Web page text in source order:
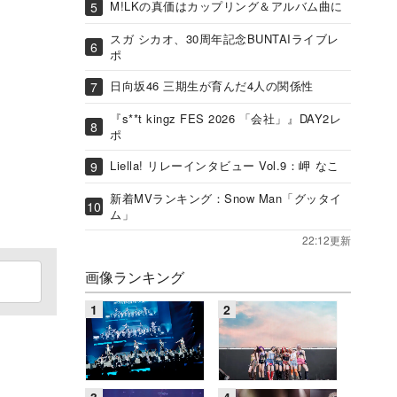
M!LKの真価はカップリング＆アルバム曲に
スガ シカオ、30周年記念BUNTAIライブレ
ポ
日向坂46 三期生が育んだ4人の関係性
『s**t kingz FES 2026 「会社」』DAY2レ
ポ
Liella! リレーインタビュー Vol.9：岬 なこ
新着MVランキング：Snow Man「グッタイ
ム」
22:12更新
画像ランキング